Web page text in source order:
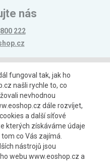
nás
222
platby
dopravy
fungoval tak, jak ho
našli rychle to, co
nevhodnou
dále rozvíjet,
a další síťové
kterých získáváme údaje
co Vás zajímá.
nástrojů jsou
webu www.eoshop.cz a